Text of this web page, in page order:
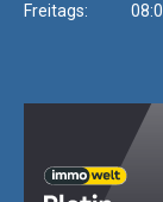
Freitags: 08:00